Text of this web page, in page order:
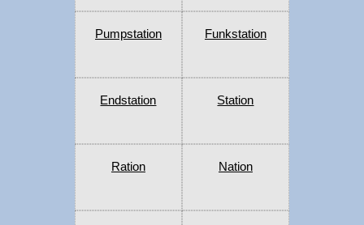
Pumpstation Funkstation
Endstation Station
Ration Nation